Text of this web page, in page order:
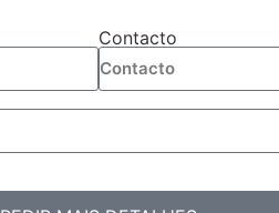
Contacto